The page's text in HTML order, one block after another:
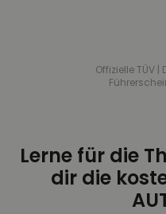
Offizielle TÜV |
Lerne für die
dir die